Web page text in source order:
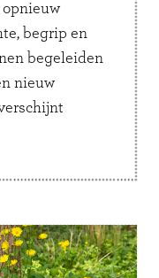
opnieuw
begrip en
begeleiden
nieuw